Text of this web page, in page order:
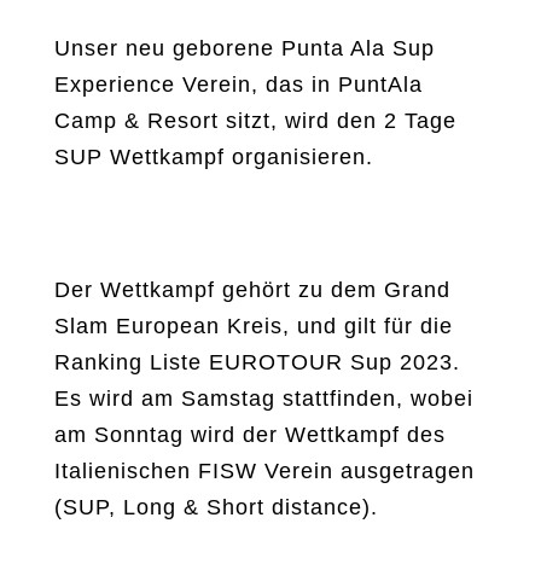
Unser neu geborene Punta Ala Sup
Experience Verein, das in PuntAla
Camp & Resort sitzt, wird den 2 Tage
SUP Wettkampf organisieren.
Der Wettkampf gehört zu dem Grand
Slam European Kreis, und gilt für die
Ranking Liste EUROTOUR Sup 2023.
Es wird am Samstag stattfinden, wobei
am Sonntag wird der Wettkampf des
Italienischen FISW Verein ausgetragen
(SUP, Long & Short distance).